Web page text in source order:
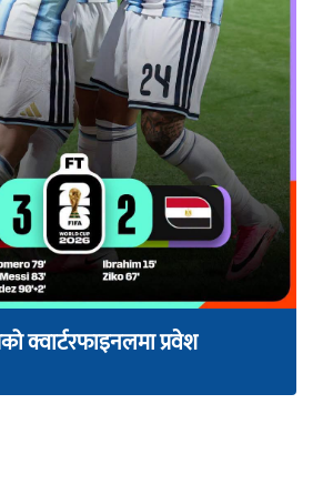
क्वार्टरफाइनलमा प्रवेश